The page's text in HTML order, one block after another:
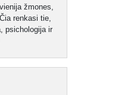
žmones,
renkasi tie,
psichologija ir